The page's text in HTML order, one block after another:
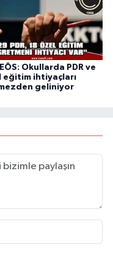
Okullarda PDR ve
eğitim ihtiyaçları
geliniyor